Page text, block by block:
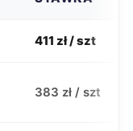
411 zł / szt
383 zł / szt